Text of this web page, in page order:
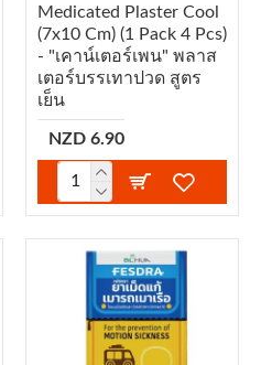
Medicated Plaster Cool
(7x10 Cm) (1 Pack 4 Pcs)
- "เคาน์เตอร์เพน" พลาส
เตอร์บรรเทาปวด สูตร
เย็น
NZD 6.90